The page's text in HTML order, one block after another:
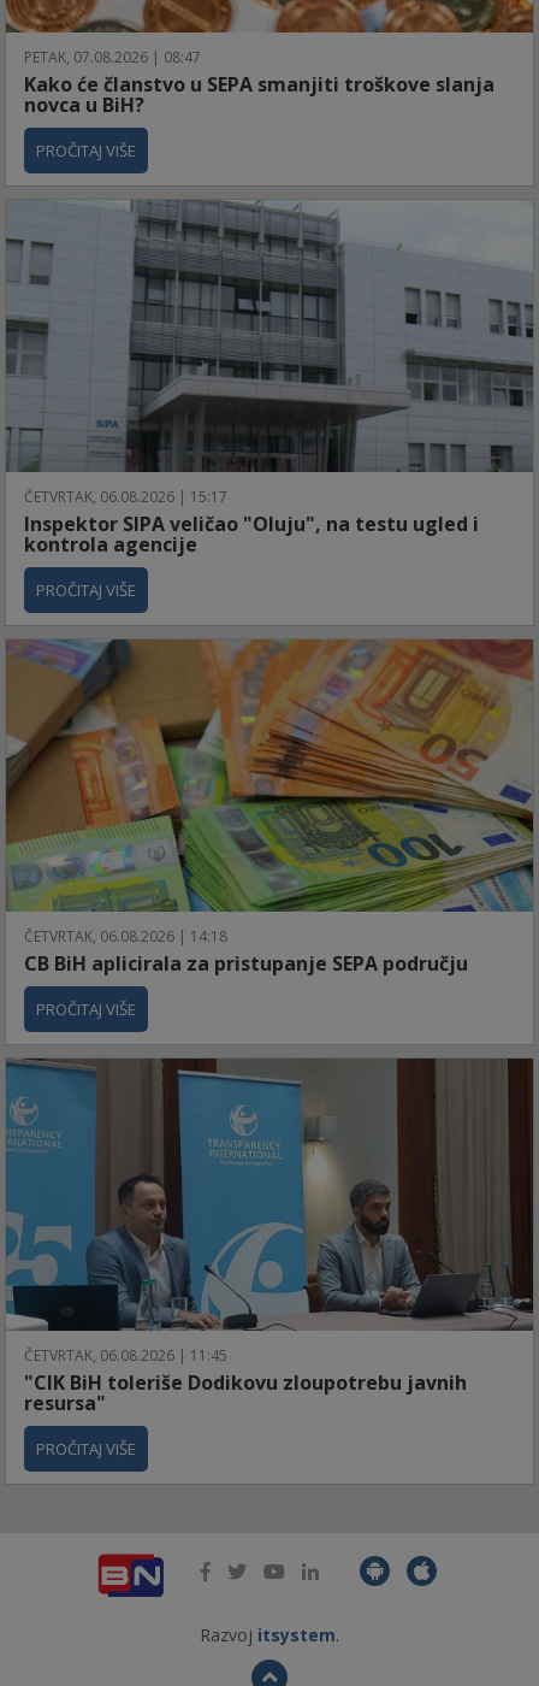
PETAK, 07.08.2026 | 08:47
Kako će članstvo u SEPA smanjiti troškove slanja
novca u BiH?
PROČITAJ VIŠE
ČETVRTAK, 06.08.2026 | 15:17
Inspektor SIPA veličao "Oluju", na testu ugled i
kontrola agencije
PROČITAJ VIŠE
ČETVRTAK, 06.08.2026 | 14:18
CB BiH aplicirala za pristupanje SEPA području
PROČITAJ VIŠE
ČETVRTAK, 06.08.2026 | 11:45
"CIK BiH toleriše Dodikovu zloupotrebu javnih
resursa"
PROČITAJ VIŠE
Razvoj itsystem.